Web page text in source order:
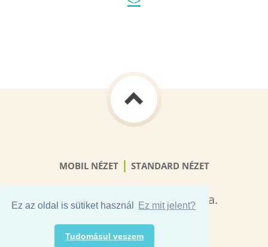
Ez az oldal is sütiket használ Ez mit jelent?
Tudomásul veszem
MOBIL NÉZET | STANDARD NÉZET
© 2015 Minden jog fenntartva.